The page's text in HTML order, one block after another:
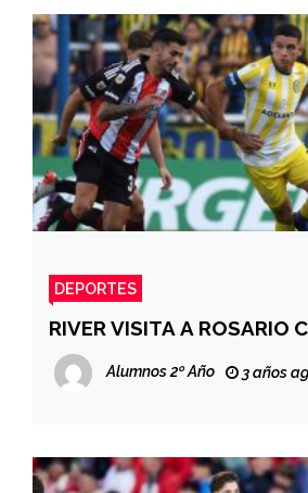
DEPORTES
RIVER VISITA A ROSARIO
Alumnos 2º Año 3 años